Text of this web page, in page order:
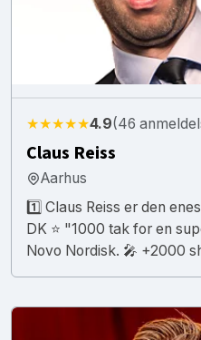
★★★★★4.9(46
Claus Reiss
Aarhus
1️⃣ Claus Reiss er den
DK ⭐️ "1000 tak for en
Novo Nordisk. 🎤 +2000